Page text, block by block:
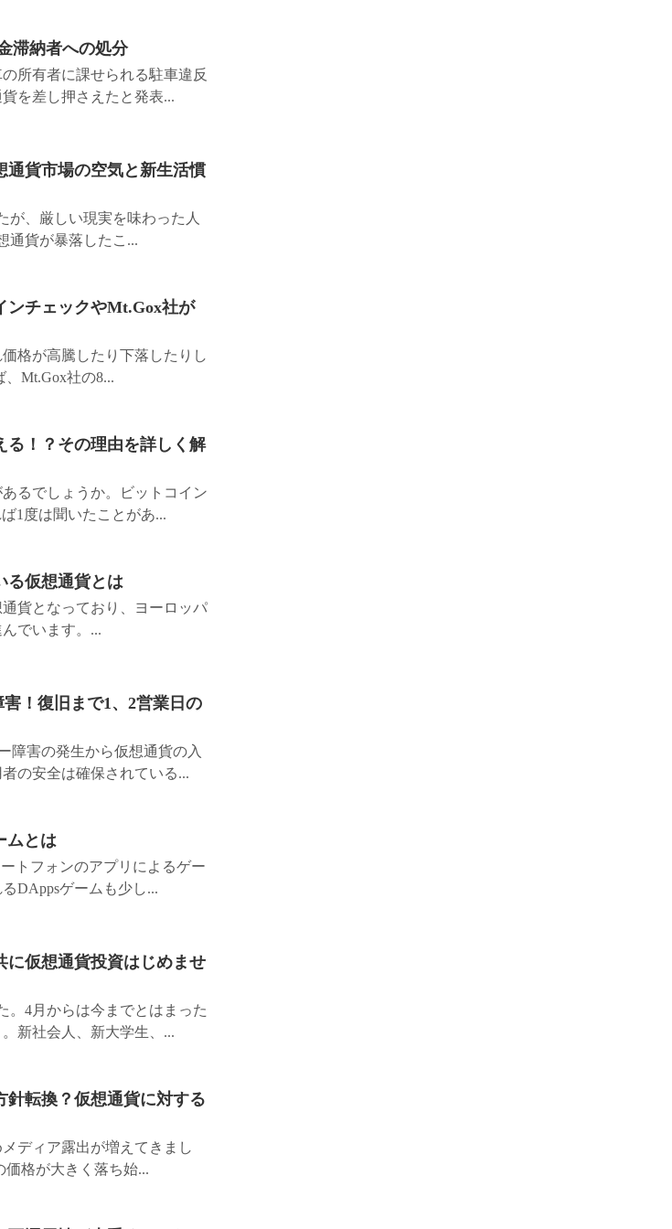
滞納者への処分
所有者に課せられる駐車違反
を差し押さえたと発表...
通貨市場の空気と新生活慣
が、厳しい現実を味わった人
通貨が暴落したこ...
ンチェックやMt.Gox社が
格が高騰したり下落したりし
Mt.Gox社の8...
る！？その理由を詳しく解
るでしょうか。ビットコイン
1度は聞いたことがあ...
る仮想通貨とは
貨となっており、ヨーロッパ
でいます。...
！復旧まで1、2営業日の
障害の発生から仮想通貨の入
の安全は確保されている...
ムとは
トフォンのアプリによるゲー
DAppsゲームも少し...
に仮想通貨投資はじめませ
。4月からは今までとはまった
新社会人、新大学生、...
転換？仮想通貨に対する
ディア露出が増えてきまし
価格が大きく落ち始...